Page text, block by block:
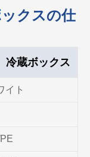
クスの仕
冷蔵ボックス
イト